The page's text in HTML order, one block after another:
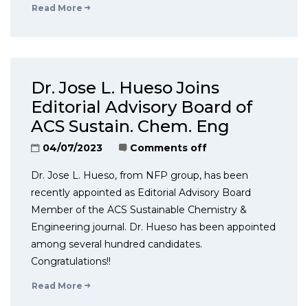
Read More
Dr. Jose L. Hueso Joins
Editorial Advisory Board of
ACS Sustain. Chem. Eng
04/07/2023 Comments off
Dr. Jose L. Hueso, from NFP group, has been
recently appointed as Editorial Advisory Board
Member of the ACS Sustainable Chemistry &
Engineering journal. Dr. Hueso has been appointed
among several hundred candidates.
Congratulations!!
Read More